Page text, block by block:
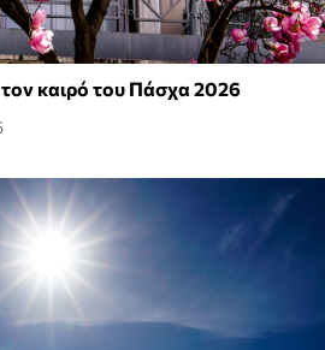
καιρό του Πάσχα 2026